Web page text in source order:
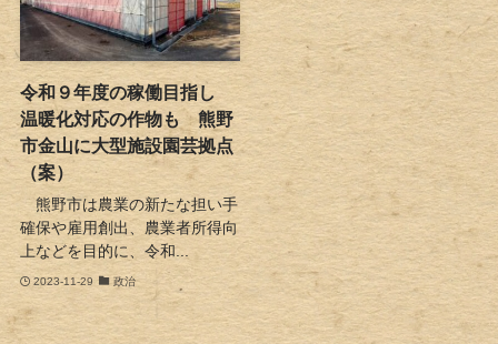
令和９年度の稼働目指し
温暖化対応の作物も 熊野
市金山に大型施設園芸拠点
（案）
熊野市は農業の新たな担い手
確保や雇用創出、農業者所得向
上などを目的に、令和...
2023-11-29 政治